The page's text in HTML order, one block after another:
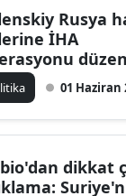
Rusya
İHA
01 Haziran
dikkat